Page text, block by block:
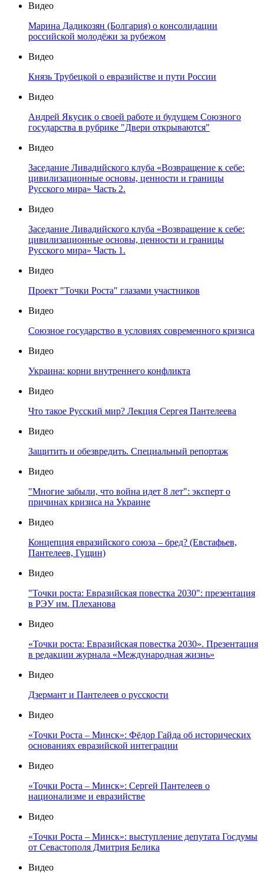
Видео
Марина Дадикозян (Болгария) о консолидации
российской молодёжи за рубежом
Видео
Князь Трубецкой о евразийстве и пути России
Видео
Андрей Якусик о своей работе и будущем Союзного
государства в рубрике "Двери открываются"
Видео
Заседание Ливадийского клуба «Возвращение к себе:
цивилизационные основы, ценности и границы
Русского мира» Часть 2.
Видео
Заседание Ливадийского клуба «Возвращение к себе:
цивилизационные основы, ценности и границы
Русского мира» Часть 1.
Видео
Проект "Точки Роста" глазами участников
Видео
Союзное государство в условиях современного кризиса
Видео
Украина: корни внутреннего конфликта
Видео
Что такое Русский мир? Лекция Сергея Пантелеева
Видео
Защитить и обезвредить. Специальный репортаж
Видео
"Многие забыли, что война идет 8 лет": эксперт о
причинах кризиса на Украине
Видео
Концепция евразийского союза – бред? (Евстафьев,
Пантелеев, Гущин)
Видео
"Точки роста: Евразийская повестка 2030": презентация
в РЭУ им. Плеханова
Видео
«Точки роста: Евразийская повестка 2030». Презентация
в редакции журнала «Международная жизнь»
Видео
Дзермант и Пантелеев о русскости
Видео
«Точки Роста – Минск»: Фёдор Гайда об исторических
основаниях евразийской интеграции
Видео
«Точки Роста – Минск»: Сергей Пантелеев о
национализме и евразийстве
Видео
«Точки Роста – Минск»: выступление депутата Госдумы
от Севастополя Дмитрия Белика
Видео